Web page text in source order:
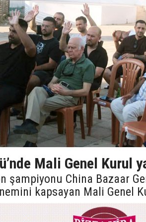
Mali Genel Kurul
şampiyonu China Bazaar
kapsayan Mali Genel